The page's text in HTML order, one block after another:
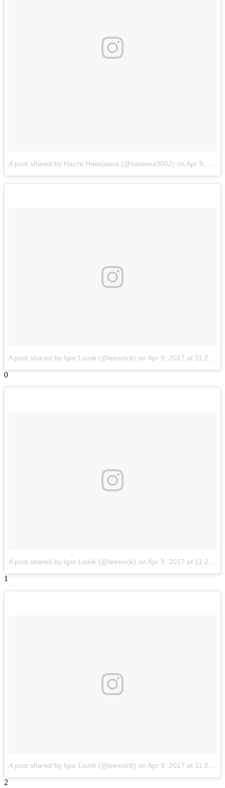
A post shared by Настя Никишина (@nastena3062) on Apr 9, 2017 at 2:09am PDT
A post shared by Igor Lisnik (@leesnick) on Apr 9, 2017 at 11:27pm PDT
0
A post shared by Igor Lisnik (@leesnick) on Apr 9, 2017 at 11:27pm PDT
1
A post shared by Igor Lisnik (@leesnick) on Apr 9, 2017 at 11:27pm PDT
2